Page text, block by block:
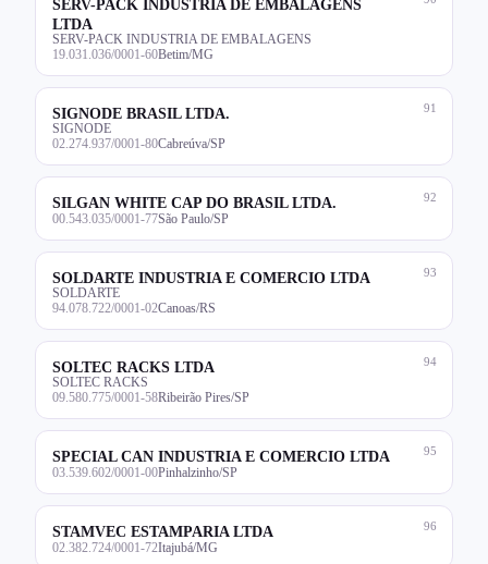
SERV-PACK INDUSTRIA DE EMBALAGENS
LTDA
SERV-PACK INDUSTRIA DE EMBALAGENS
19.031.036/0001-60Betim/MG
91
SIGNODE BRASIL LTDA.
SIGNODE
02.274.937/0001-80Cabreúva/SP
92
SILGAN WHITE CAP DO BRASIL LTDA.
00.543.035/0001-77São Paulo/SP
93
SOLDARTE INDUSTRIA E COMERCIO LTDA
SOLDARTE
94.078.722/0001-02Canoas/RS
94
SOLTEC RACKS LTDA
SOLTEC RACKS
09.580.775/0001-58Ribeirão Pires/SP
95
SPECIAL CAN INDUSTRIA E COMERCIO LTDA
03.539.602/0001-00Pinhalzinho/SP
96
STAMVEC ESTAMPARIA LTDA
02.382.724/0001-72Itajubá/MG